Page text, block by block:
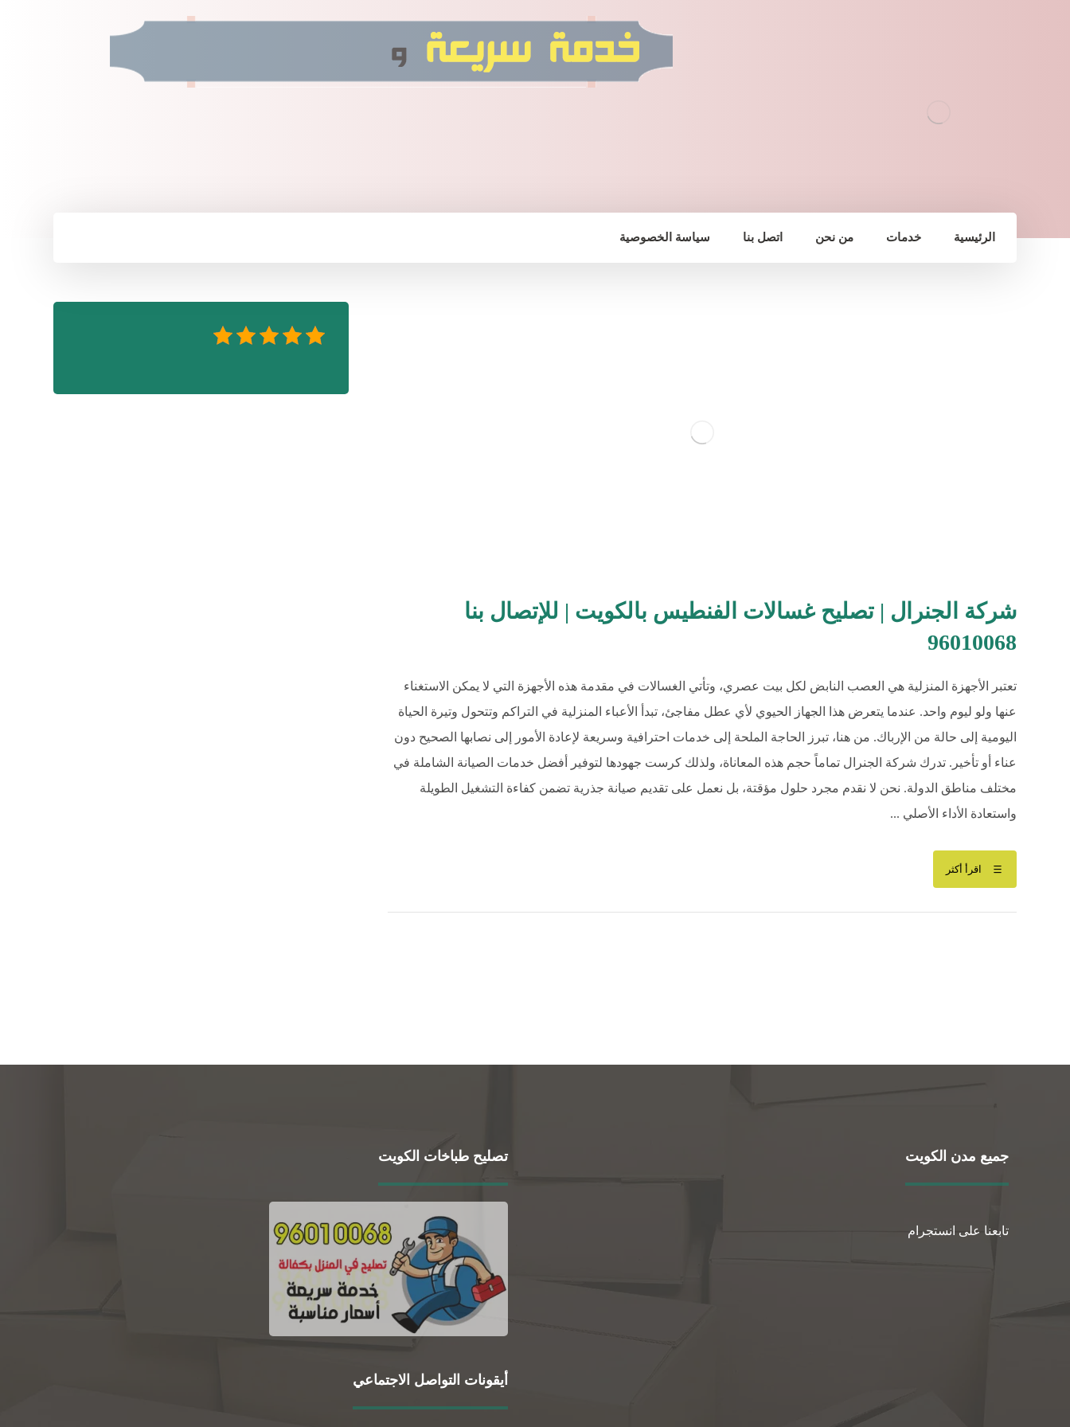
الرئيسية خدمات من نحن اتصل بنا سياسة الخصوصية
شركة الجنرال | تصليح غسالات الفنطيس بالكويت | للإتصال بنا
96010068
تعتبر الأجهزة المنزلية هي العصب النابض لكل بيت عصري، وتأتي الغسالات في مقدمة هذه الأجهزة التي لا يمكن الاستغناء
عنها ولو ليوم واحد. عندما يتعرض هذا الجهاز الحيوي لأي عطل مفاجئ، تبدأ الأعباء المنزلية في التراكم وتتحول وتيرة الحياة
اليومية إلى حالة من الإرباك. من هنا، تبرز الحاجة الملحة إلى خدمات احترافية وسريعة لإعادة الأمور إلى نصابها الصحيح دون
عناء أو تأخير. تدرك شركة الجنرال تماماً حجم هذه المعاناة، ولذلك كرست جهودها لتوفير أفضل خدمات الصيانة الشاملة في
مختلف مناطق الدولة. نحن لا نقدم مجرد حلول مؤقتة، بل نعمل على تقديم صيانة جذرية تضمن كفاءة التشغيل الطويلة
واستعادة الأداء الأصلي ...
اقرأ أكثر
جميع مدن الكويت
تابعنا على انستجرام
تصليح طباخات الكويت
أيقونات التواصل الاجتماعي